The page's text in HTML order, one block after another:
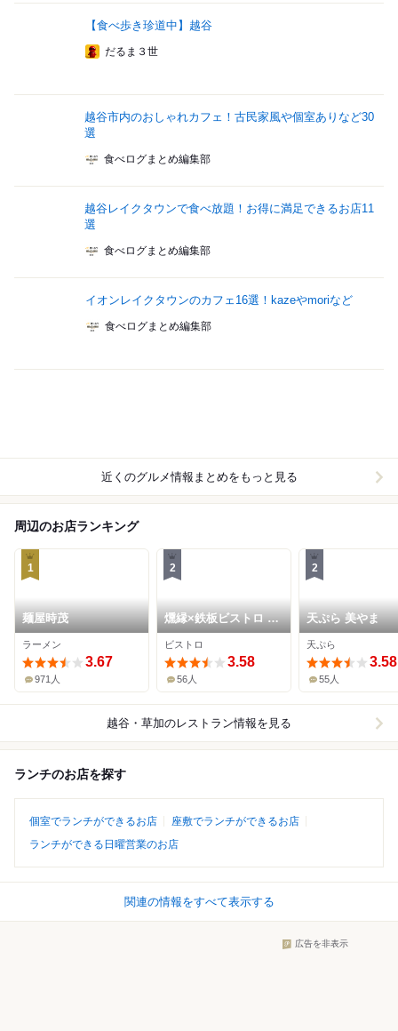
【食べ歩き珍道中】越谷
だるま３世
越谷市内のおしゃれカフェ！古民家風や個室ありなど30
選
食べログまとめ編集部
越谷レイクタウンで食べ放題！お得に満足できるお店11
選
食べログまとめ編集部
イオンレイクタウンのカフェ16選！kazeやmoriなど
食べログまとめ編集部
近くのグルメ情報まとめをもっと見る
周辺のお店ランキング
1
麺屋時茂
ラーメン
3.67
971人
2
燻縁×鉄板ビストロ ラ
クガキ
ビストロ
3.58
56人
2
天ぷら 美やま
天ぷら
3.58
55人
越谷・草加のレストラン情報を見る
ランチのお店を探す
個室でランチができるお店
座敷でランチができるお店
ランチができる日曜営業のお店
関連の情報をすべて表示する
広告を非表示